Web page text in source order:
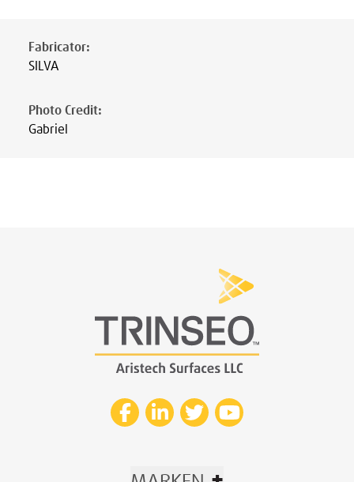
Fabricator:
SILVA
Photo Credit:
Gabriel